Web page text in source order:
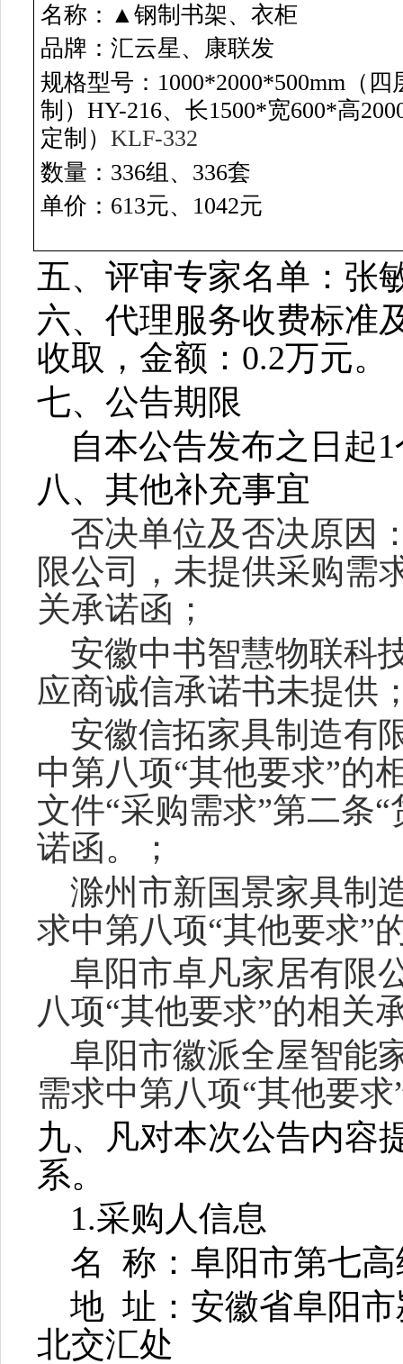
名称： ▲钢制书架、衣柜
品牌：汇云星、康联发
规格型号： 1000*2000*500mm（
制）HY-216、长1500*宽600*高
定制）KLF-332
数量： 336组、336套
单价： 613元、1042元
五、评审专家名单： 张
六、代理服务收费标准
收取，金额： 0.2万元。
七、公告期限
自本公告发布之日起
八、其他补充事宜
否决单位及否决原因
限公司，未提供采购需
关承诺函；
安徽中书智慧物联科
应商诚信承诺书未提供
安徽信拓家具制造有
中第八项“其他要求”的
文件“采购需求”第二条
诺函。；
滁州市新国景家具制
求中第八项“其他要求”
阜阳市卓凡家居有限
八项“其他要求”的相关
阜阳市徽派全屋智能
需求中第八项“其他要
九、凡对本次公告内容
系。
1.采购人信息
名
称：阜阳市第七
地 址：安徽省阜阳
北交汇处